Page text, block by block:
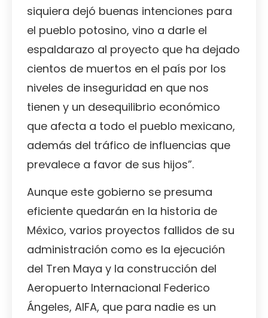
siquiera dejó buenas intenciones para
el pueblo potosino, vino a darle el
espaldarazo al proyecto que ha dejado
cientos de muertos en el país por los
niveles de inseguridad en que nos
tienen y un desequilibrio económico
que afecta a todo el pueblo mexicano,
además del tráfico de influencias que
prevalece a favor de sus hijos”.
Aunque este gobierno se presuma
eficiente quedarán en la historia de
México, varios proyectos fallidos de su
administración como es la ejecución
del Tren Maya y la construcción del
Aeropuerto Internacional Federico
Ángeles, AIFA, que para nadie es un